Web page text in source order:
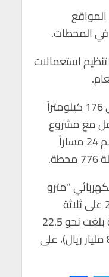
في المحطات.
تنظيم استعمالات
و يصل طول “مترو الرياض” إلى 176 كيلومتراً
مع مشروع
قطار الرياض شبكة حافلات تضم 24 مساراً
“مترو
الرياض” أرسيت خلال عام 2013 على ثلاثة
ائتلافات عالمية بقيمة إجمالية بلغت نحو 22.5
مليار دولار (ما يعادل نحو 84.4 مليار ريال)، على